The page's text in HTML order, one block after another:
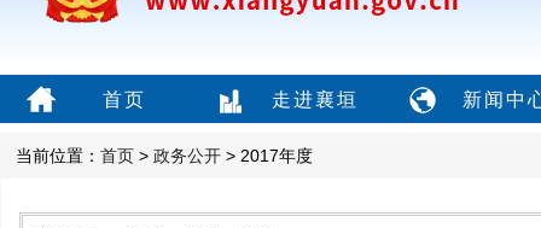
首页 走进襄垣 新闻中
当前位置： 首页 > 政务公开 > 2017年度